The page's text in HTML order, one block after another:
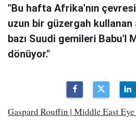
"Bu hafta Afrika'nın
uzun bir güzergah kullanan
bazı Suudi gemileri Babu'l
dönüyor."
Gaspard Rouffin | Middle East